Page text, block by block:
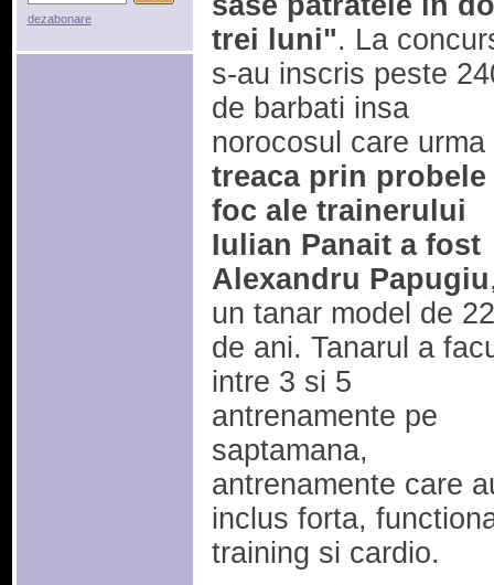
trei luni". La
s-au inscris peste
de barbati insa
norocosul care urma
treaca prin probele
foc ale trainerului
Iulian Panait a fost
Alexandru Papugiu
un tanar model de 22
de ani. Tanarul a
intre 3 si 5
antrenamente pe
saptamana,
antrenamente care
inclus forta,
training si cardio.
dezabonare